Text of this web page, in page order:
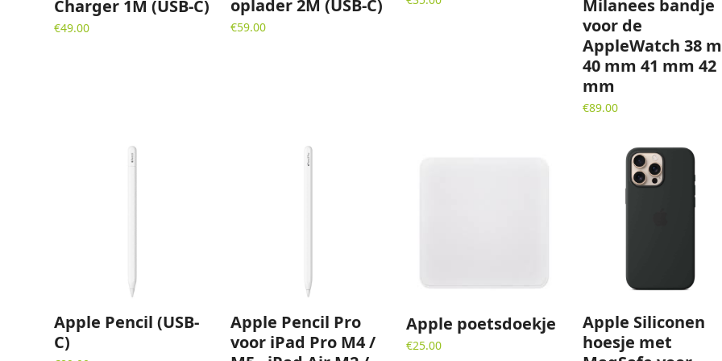
Charger 1M (USB-C)
€49.00
oplader 2M (USB-C)
€59.00
Milanees bandje
voor de
AppleWatch 38
40 mm 41 mm 42
mm
€89.00
Apple Pencil (USB-
C)
Apple Pencil Pro
voor iPad Pro M4 /
Apple poetsdoekje
€25.00
Apple Siliconen
hoesje met